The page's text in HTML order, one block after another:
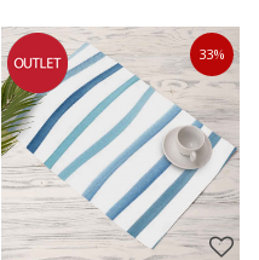
Dodaj u korpu
33%